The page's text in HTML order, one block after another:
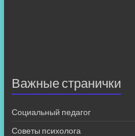
Важные странички
Социальный педагог
Советы психолога